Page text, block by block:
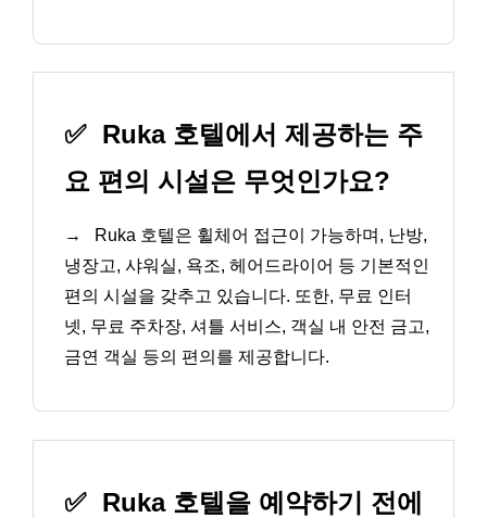
✅ Ruka 호텔에서 제공하는 주
요 편의 시설은 무엇인가요?
→
Ruka 호텔은 휠체어 접근이 가능하며, 난방,
냉장고, 샤워실, 욕조, 헤어드라이어 등 기본적인
편의 시설을 갖추고 있습니다. 또한, 무료 인터
넷, 무료 주차장, 셔틀 서비스, 객실 내 안전 금고,
금연 객실 등의 편의를 제공합니다.
✅ Ruka 호텔을 예약하기 전에